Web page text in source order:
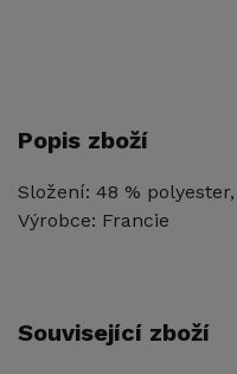
Popis zboží
Složení: 48 %
Výrobce: Francie
Související zboží